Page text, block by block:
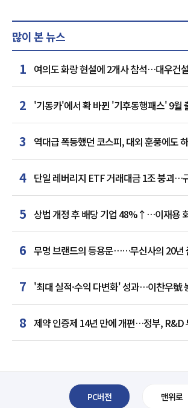
많이 본 뉴스
1 여의도 화랑 현설에 2개사 참석…대우건
거점 확보하나
2 '기동카'에서 확 바뀐 '기후동행패스' 9월
카드사 경쟁
3
역대급 폭등했던 코스피, 대외 훈풍에도
급락
4 단일 레버리지 ETF 거래대금 1조 붕괴…
5 상법 개정 후 배당 기업 48%↑…이재용
최다'
6 무명 브랜드의 등용문……무신사의 20년
7 '최대 실적·수익 다변화' 성과…이찬우號
말년 성장 박차
8 제약 인증제 14년 만에 개편…정부, R&D
PC버전 맨위로